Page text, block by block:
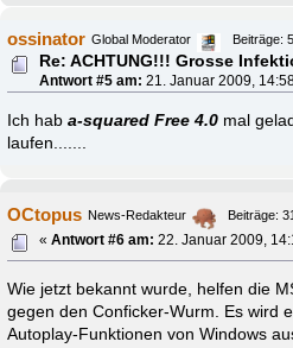
ossinator Global Moderator Beiträge:
Re: ACHTUNG!!! Grosse
Antwort #5 am: 21. Januar 2009,
Ich haba-squared Free 4.0 mal
laufen.......
OCtopus News-Redakteur
Beiträge:
«Antwort #6 am: 22. Januar 2009,
Wie jetzt bekannt wurde, helfen die
gegen den Conficker-Wurm. Es wird
Autoplay-Funktionen von Windows